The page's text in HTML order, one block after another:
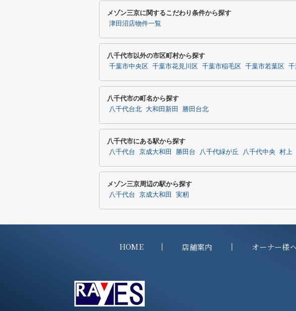
メゾン三京に関するこだわり条件から探す
津田沼店物件一覧
八千代市以外の市区町村から探す
千葉市中央区 千葉市花見川区 千葉市稲毛区 千葉市若葉区 千
八千代市の町名から探す
八千代台北 大和田新田 勝田台北
八千代市にある駅から探す
八千代台 京成大和田 勝田台 八千代緑が丘 八千代中央 村上
メゾン三京周辺の駅から探す
八千代台 京成大和田 実籾
HOME 店舗案内 オーナー様